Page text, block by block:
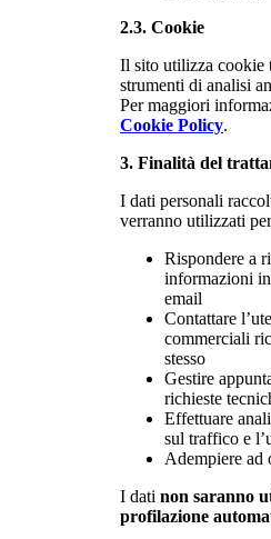
2.3. Cookie
Il sito utilizza cookie
strumenti di analisi
Per maggiori
Cookie Policy.
3. Finalità del
I dati personali
verranno utilizzati
Rispondere a
informazioni
email
Contattare
commerciali
stesso
Gestire
richieste
Effettuare
sul traffico e
Adempiere ad
I dati non saranno
profilazione